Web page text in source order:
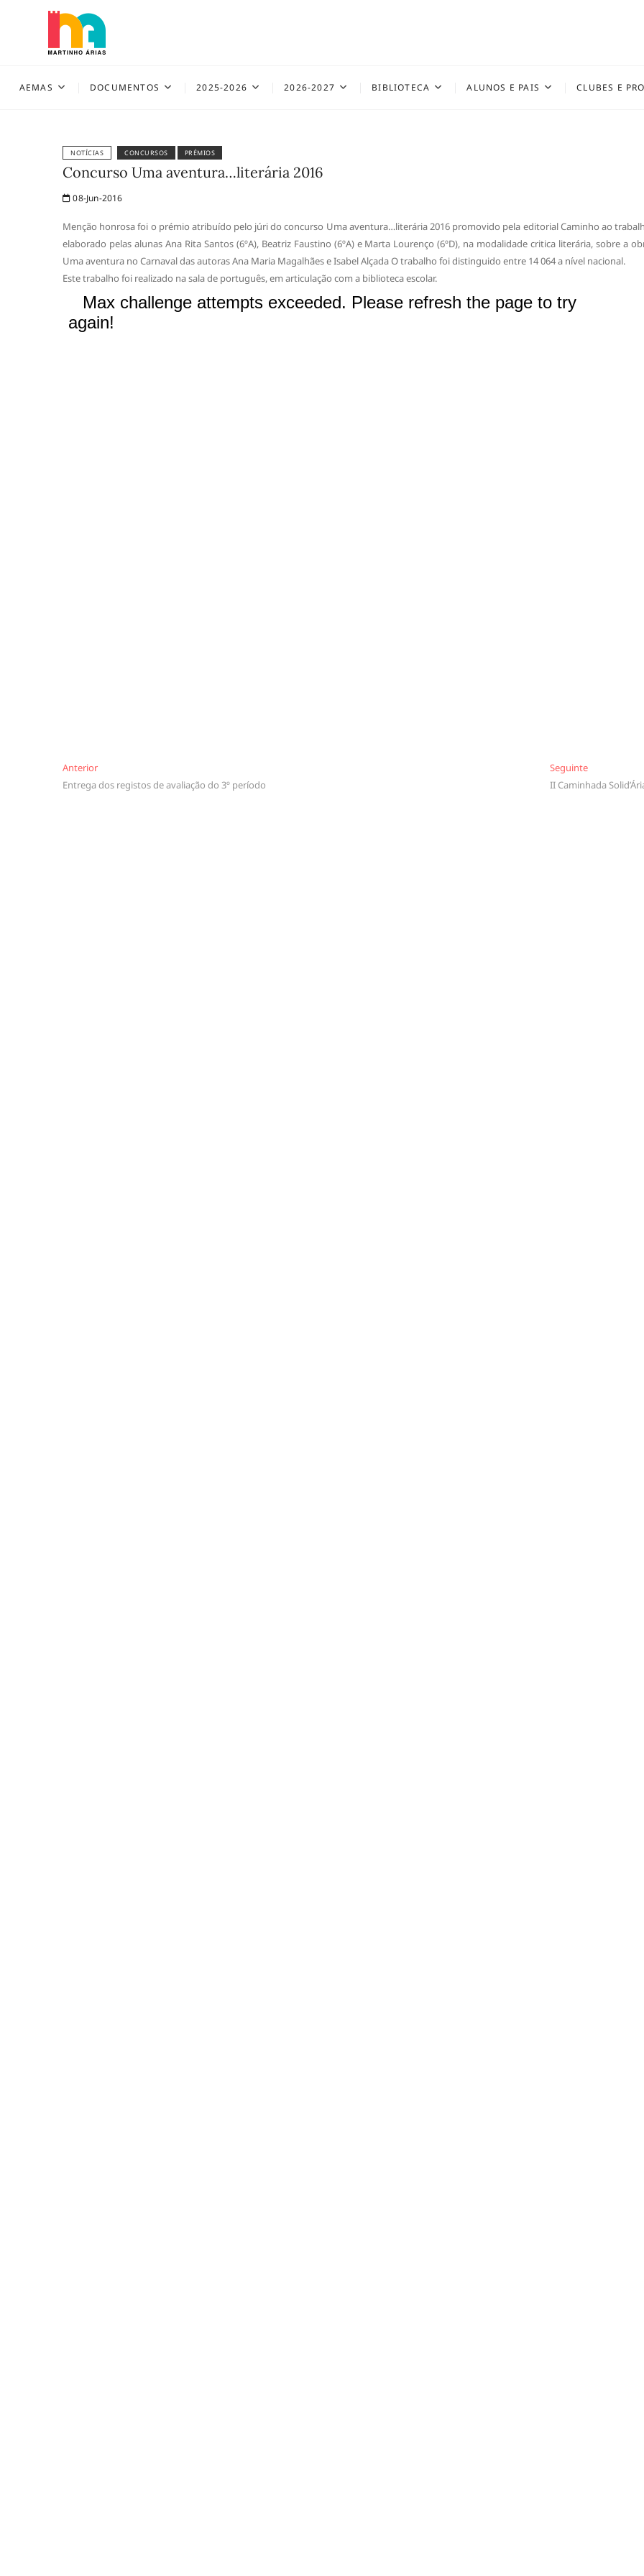
AEMAS DOCUMENTOS 2025-2026 2026-2027 BIBLIOTECA ALUNOS E PAIS CLUBES E
NOTÍCIAS CONCURSOS PRÉMIOS
Concurso Uma aventura…literária 2016
08-Jun-2016
Menção honrosa foi o prémio atribuído pelo júri do concurso Uma aventura…literária 2016 promovido pela editorial Caminho ao
elaborado pelas alunas Ana Rita Santos (6ºA), Beatriz Faustino (6ºA) e Marta Lourenço (6ºD), na modalidade critica literária, sobre a
Uma aventura no Carnaval das autoras Ana Maria Magalhães e Isabel Alçada O trabalho foi distinguido entre 14 064 a nível nacional.
Este trabalho foi realizado na sala de português, em articulação com a biblioteca escolar.
Navegação
de
AnteriorAnterior
Entrega dos registos de avaliação do 3º período
SeguinteSeguinte
II Caminhada